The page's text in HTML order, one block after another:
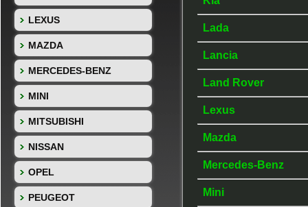
LEXUS
MAZDA
MERCEDES-BENZ
MINI
MITSUBISHI
NISSAN
OPEL
PEUGEOT
Lada
Lancia
Land Rover
Lexus
Mazda
Mercedes-Benz
Mini